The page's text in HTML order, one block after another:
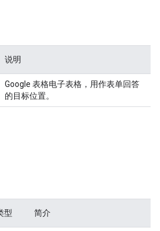
说明
Google 表格电子表格，用作表单回答
的目标位置。
型 简介